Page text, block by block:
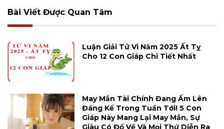
Bài Viết Được Quan Tâm
Luận Giải Tử Vi Năm 2025 Ất Tỵ
Cho 12 Con Giáp Chi Tiết Nhất
May Mắn Tài Chính Đang Ấm Lên
Đáng Kể Trong Tuần Tới! 5 Con
Giáp Này Mang Lại May Mắn, Sự
Giàu Có Đổ Về Và Mọi Thứ Diễn Ra